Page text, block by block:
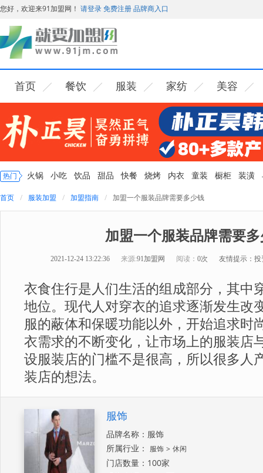
您好，欢迎来91加盟网！ 请登录免费注册品牌商入口
首页 餐饮 服装 家纺 美容
热门 火锅 小吃 饮品 甜品 快餐 烧烤 内衣 童装 橱柜 装潢
首页 服装加盟 加盟指南 加盟一个服装品牌需要多少钱
加盟一个服装品牌需要
2021-12-24 13:22:36 来源:91加盟网 阅读： 0次 友情提示：
衣食住行是人们生活的组成部分，其中
地位。现代人对穿衣的追求逐渐发生改
服的蔽体和保暖功能以外，开始追求时
衣需求的不断变化，让市场上的服装店
设服装店的门槛不是很高，所以很多人
装店的想法。
服饰
品牌名称：服饰
所属行业：
服饰 > 休闲
门店数量：100家